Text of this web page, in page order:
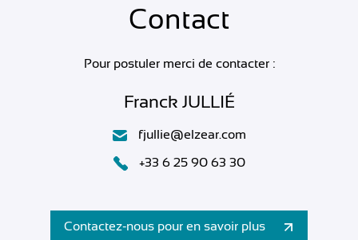
Contact
Pour postuler merci de contacter :
Franck JULLIÉ
fjullie@elzear.com
+33 6 25 90 63 30
Contactez-nous pour en savoir plus